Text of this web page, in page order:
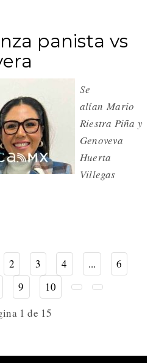
panista vs
Se
alían Mario
Riestra Piña y
Genoveva
Huerta
Villegas
2 3 4 ...
6
9
10
1 de 15